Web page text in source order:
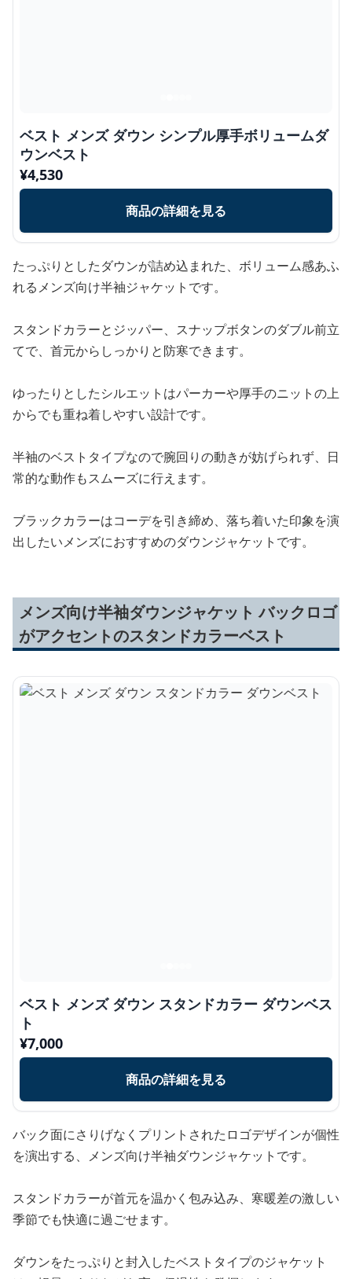
ベスト メンズ ダウン シンプル厚手ボリュームダ
ウンベスト
¥4,530
商品の詳細を見る
たっぷりとしたダウンが詰め込まれた、ボリューム感あふ
れるメンズ向け半袖ジャケットです。
スタンドカラーとジッパー、スナップボタンのダブル前立
てで、首元からしっかりと防寒できます。
ゆったりとしたシルエットはパーカーや厚手のニットの上
からでも重ね着しやすい設計です。
半袖のベストタイプなので腕回りの動きが妨げられず、日
常的な動作もスムーズに行えます。
ブラックカラーはコーデを引き締め、落ち着いた印象を演
出したいメンズにおすすめのダウンジャケットです。
メンズ向け半袖ダウンジャケット バックロゴ
がアクセントのスタンドカラーベスト
ベスト メンズ ダウン スタンドカラー ダウンベス
ト
¥7,000
商品の詳細を見る
バック面にさりげなくプリントされたロゴデザインが個性
を演出する、メンズ向け半袖ダウンジャケットです。
スタンドカラーが首元を温かく包み込み、寒暖差の激しい
季節でも快適に過ごせます。
ダウンをたっぷりと封入したベストタイプのジャケット